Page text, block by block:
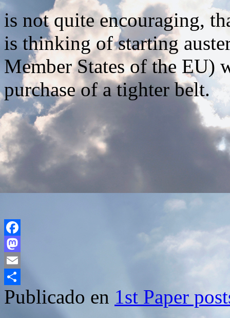
is not quite encouraging,
is thinking of starting
Member States of the EU)
purchase of a tighter belt.
Facebook
Mastodon
Email
Compartir
Publicado en 1st Paper